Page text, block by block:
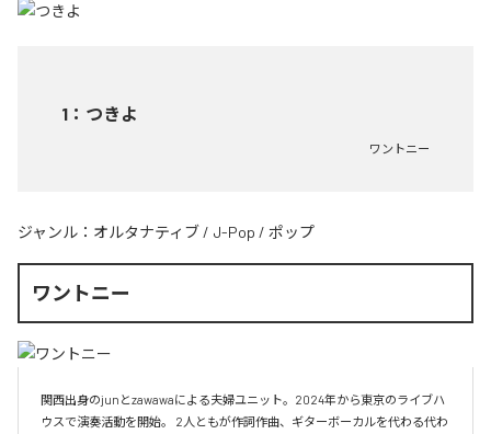
1 ： つきよ
ワントニー
ジャンル： オルタナティブ / J-Pop / ポップ
ワントニー
関西出身のjunとzawawaによる夫婦ユニット。2024年から東京のライブハ
ウスで演奏活動を開始。 2人ともが作詞作曲、ギターボーカルを代わる代わ